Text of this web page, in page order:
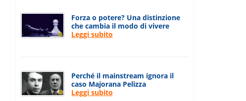
Forza o potere? Una distinzione
che cambia il modo di vivere
Leggi subito
Perché il mainstream ignora il
caso Majorana Pelizza
Leggi subito